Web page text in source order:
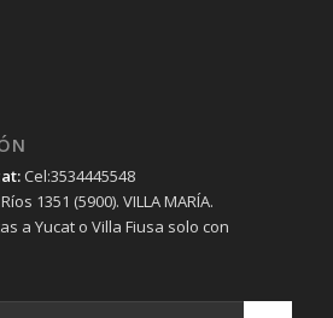
Cel:3534445548
1351 (5900). VILLA MARÍA.
a Yucat o Villa Fiusa solo con